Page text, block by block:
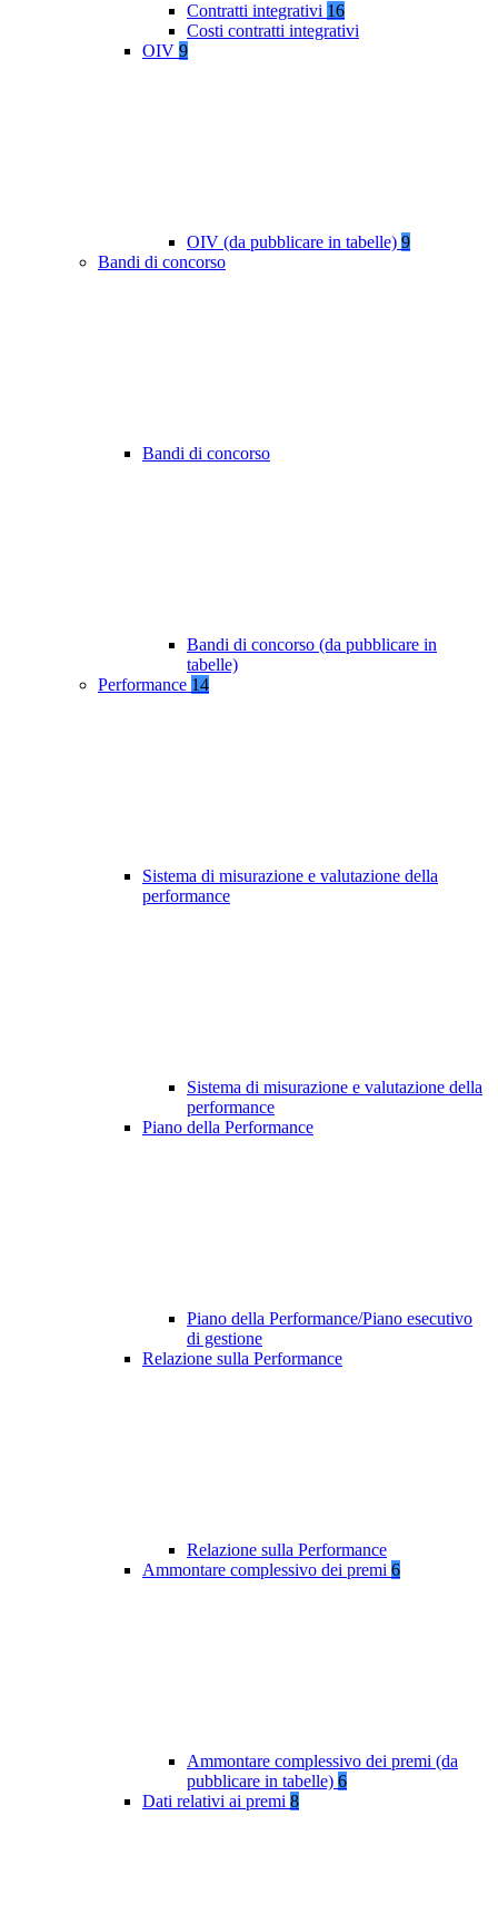
Contratti integrativi 16
Costi contratti integrativi
OIV 9
OIV (da pubblicare in tabelle) 9
Bandi di concorso
Bandi di concorso
Bandi di concorso (da pubblicare in
tabelle)
Performance 14
Sistema di misurazione e valutazione della
performance
Sistema di misurazione e valutazione della
performance
Piano della Performance
Piano della Performance/Piano esecutivo
di gestione
Relazione sulla Performance
Relazione sulla Performance
Ammontare complessivo dei premi 6
Ammontare complessivo dei premi (da
pubblicare in tabelle) 6
Dati relativi ai premi 8